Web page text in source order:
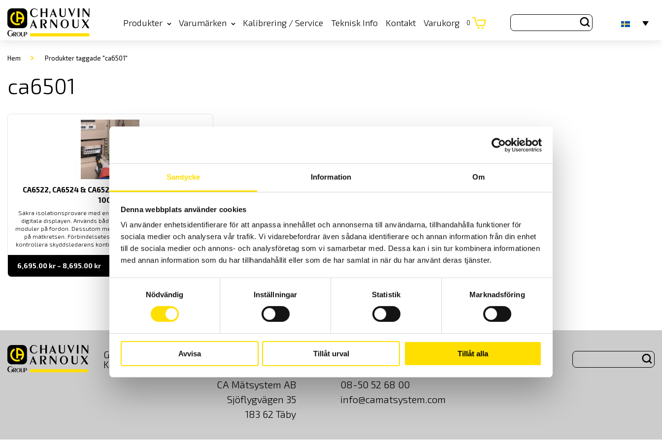
Samtycke Information Om
Denna webbplats använder cookies
Vi använder enhetsidentifierare för att anpassa innehållet och annonserna till användarna, tillhandahålla funktioner för
sociala medier och analysera vår trafik. Vi vidarebefordrar även sådana identifierare och annan information från din enhet
till de sociala medier och annons- och analysföretag som vi samarbetar med. Dessa kan i sin tur kombinera informationen
med annan information som du har tillhandahållit eller som de har samlat in när du har använt deras tjänster.
Nödvändig
Inställningar Statistik Marknadsföring
Avvisa Tillåt urval Tillåt alla
Produkter Varumärken Kalibrering / Service Teknisk Info Kontakt Varukorg 0
Hem Produkter taggade "ca6501"
ca6501
CA6522, CA6524 & CA6526 isolationsprovare 50…
1000 V
Säkra isolationsprovare med enkel avläsning på den analog- och
digitala displayen. Används både i fasta installationer som i HV-
moduler på fordon. Dessutom med automatisk spänningsindikering
på mätkretsen. Förbindelsetest 20 eller 200 mA ström för att
kontrollera skyddsledarens kontinuitet. Säkerhetskategori IV 600 V.
6,695.00 kr – 8,695.00 krPrisintervall:
till
LÄS MER
GDPR Köpvillkor Klagomål
Om Oss
Kontakt
CA Mätsystem AB
Sjöflygvägen 35
183 62 Täby
08-50 52 68 00
info@camatsystem.com